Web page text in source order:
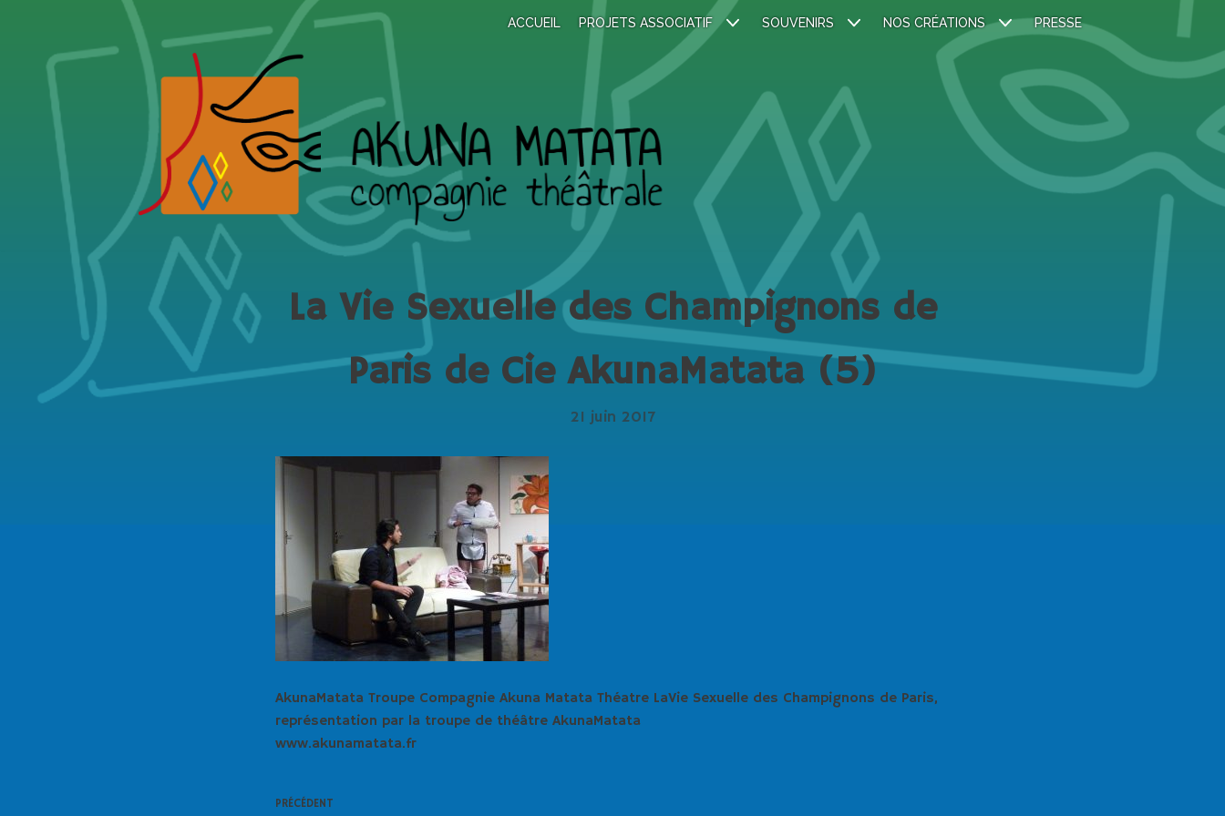
contenu
ACCUEIL PROJETS ASSOCIATIF SOUVENIRS NOS CRÉATIONS PRESSE
La Vie Sexuelle des Champignons de
Paris de Cie AkunaMatata (5)
21 juin 2017
AkunaMatata Troupe Compagnie Akuna Matata Théatre LaVie Sexuelle des Champignons de Paris,
représentation par la troupe de théâtre AkunaMatata
www.akunamatata.fr
PRÉCÉDENT